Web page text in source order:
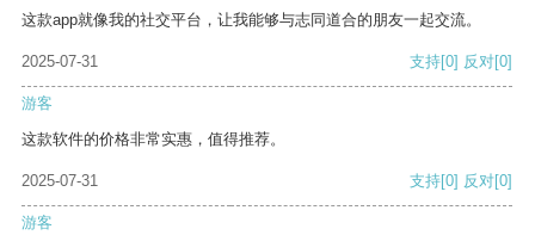
这款app就像我的社交平台，让我能够与志同道合的朋友一起交流。
2025-07-31 支持[0] 反对[0]
游客
这款软件的价格非常实惠，值得推荐。
2025-07-31 支持[0] 反对[0]
游客